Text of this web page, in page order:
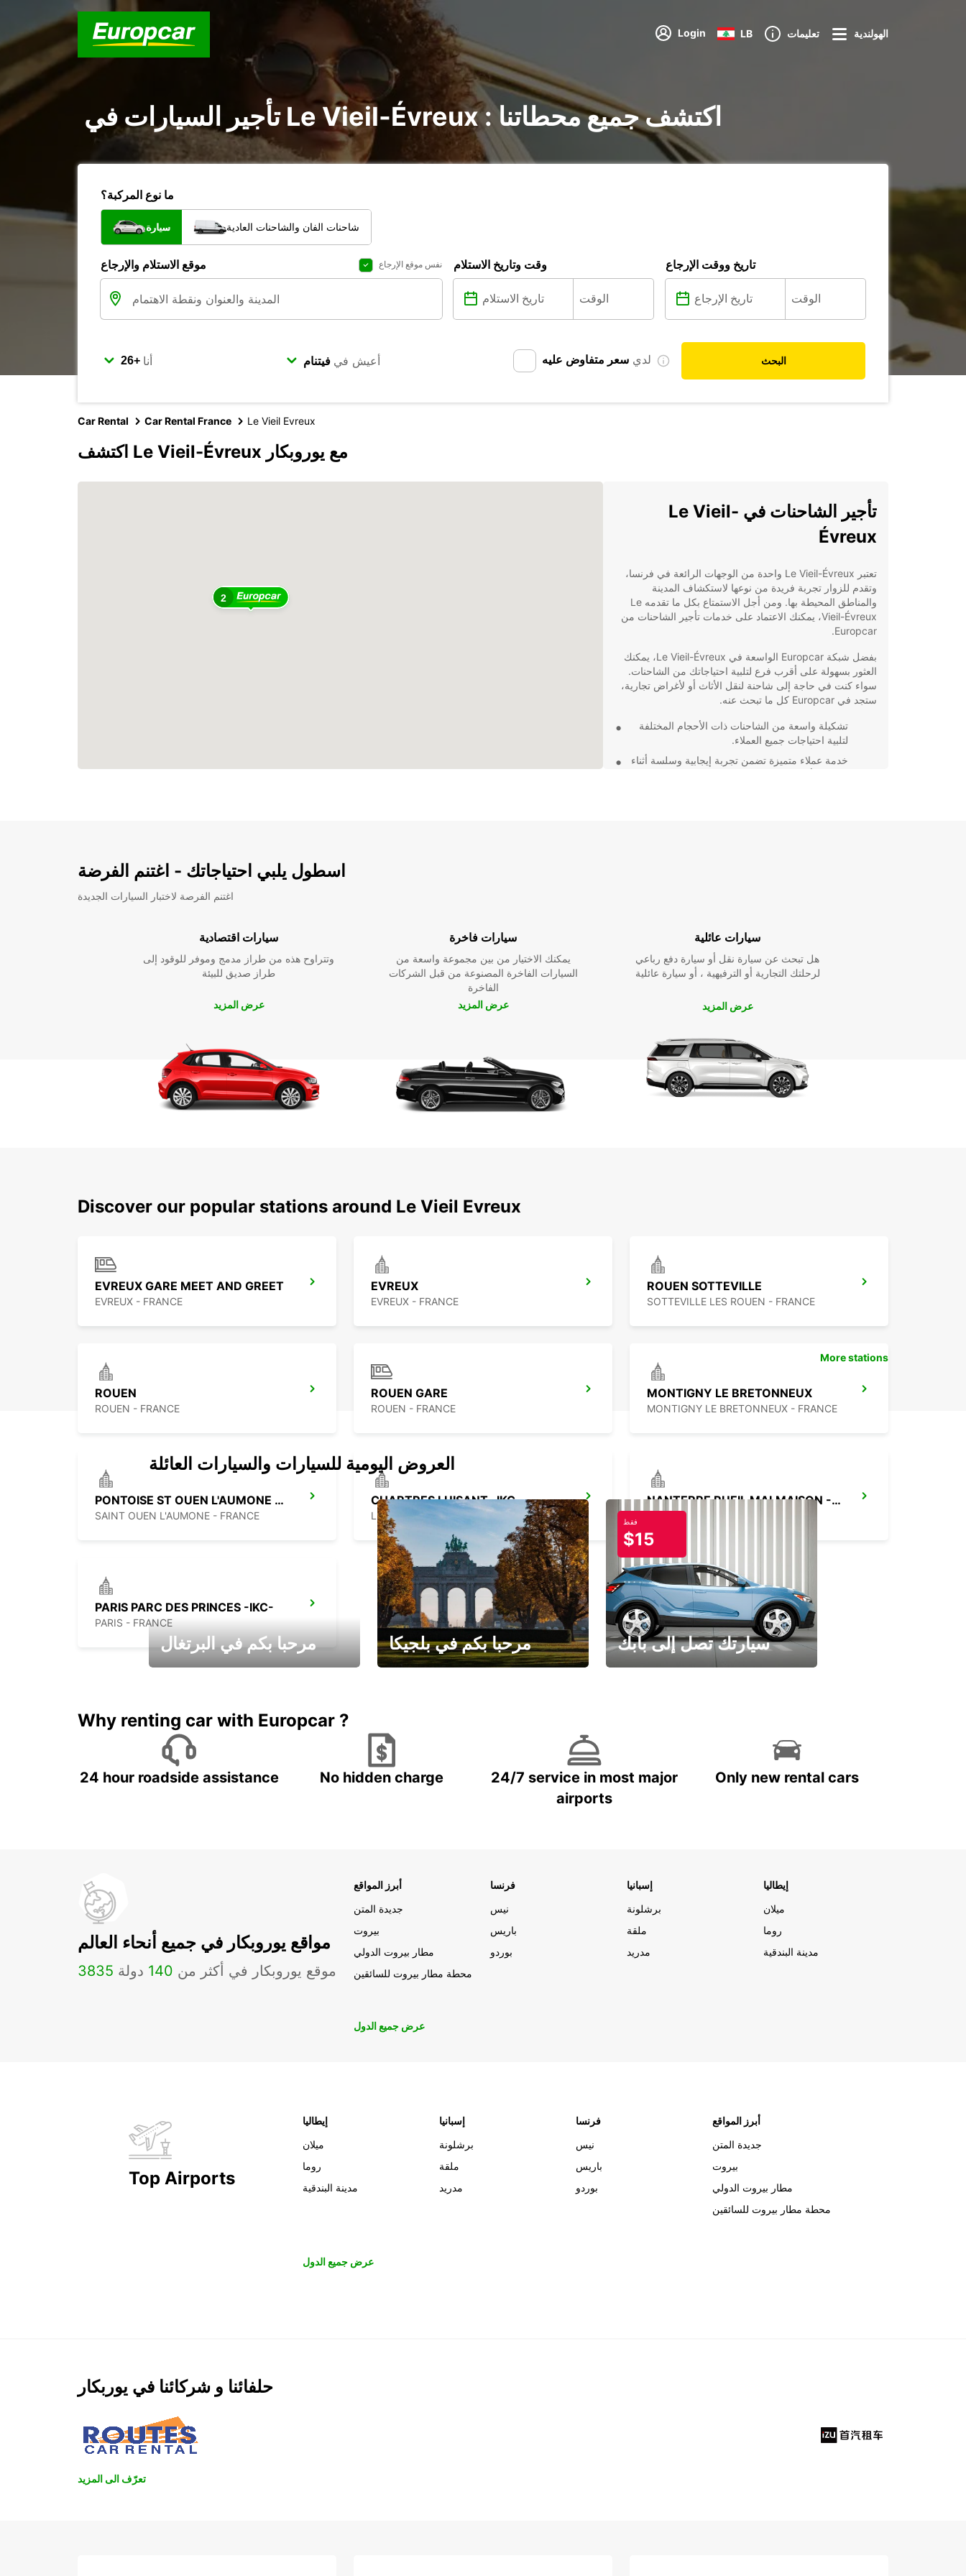
Login LB تعليمات الهولندية
تأجير السيارات في Le Vieil-Évreux : اكتشف جميع محطاتنا
ما نوع المركبة؟
سيارة شاحنات الفان والشاحنات العادية
موقع الاستلام والإرجاع نفس موقع الإرجاع وقت وتاريخ الاستلام تاريخ ووقت الإرجاع
أنا أعيش في لدي سعر متفاوض عليه البحث
Car Rental Car Rental France Le Vieil Evreux
اكتشف Le Vieil-Évreux مع يوروبكار
2
تأجير الشاحنات في Le Vieil-
Évreux
تعتبر Le Vieil-Évreux واحدة من الوجهات الرائعة في فرنسا،
وتقدم للزوار تجربة فريدة من نوعها لاستكشاف المدينة
والمناطق المحيطة بها. ومن أجل الاستمتاع بكل ما تقدمه Le
Vieil-Évreux، يمكنك الاعتماد على خدمات تأجير الشاحنات من
Europcar.
بفضل شبكة Europcar الواسعة في Le Vieil-Évreux، يمكنك
العثور بسهولة على أقرب فرع لتلبية احتياجاتك من الشاحنات.
سواء كنت في حاجة إلى شاحنة لنقل الأثاث أو لأغراض تجارية،
ستجد في Europcar كل ما تبحث عنه.
تشكيلة واسعة من الشاحنات ذات الأحجام المختلفة
لتلبية احتياجات جميع العملاء.
خدمة عملاء متميزة تضمن تجربة إيجابية وسلسة أثناء
اسطول يلبي احتياجاتك - اغتنم الفرضة
اغتنم الفرصة لاختبار السيارات الجديدة
سيارات اقتصادية
وتتراوح هذه من طراز مدمج وموفر للوقود إلى
طراز صديق للبيئة
عرض المزيد
سيارات فاخرة
يمكنك الاختيار من بين مجموعة واسعة من
السيارات الفاخرة المصنوعة من قبل الشركات
الفاخرة
عرض المزيد
سيارات عائلية
هل تبحث عن سيارة نقل أو سيارة دفع رباعي
لرحلتك التجارية أو الترفيهية ، أو سيارة عائلية
عرض المزيد
Discover our popular stations around Le Vieil Evreux
EVREUX GARE MEET AND GREET
EVREUX - FRANCE
EVREUX
EVREUX - FRANCE
ROUEN SOTTEVILLE
SOTTEVILLE LES ROUEN - FRANCE
ROUEN
ROUEN - FRANCE
ROUEN GARE
ROUEN - FRANCE
MONTIGNY LE BRETONNEUX
MONTIGNY LE BRETONNEUX - FRANCE
PONTOISE ST OUEN L'AUMONE -IKC-
SAINT OUEN L'AUMONE - FRANCE
CHARTRES LUISANT -IKC-
LUISANT - FRANCE
NANTERRE RUEIL MALMAISON -IKC-*VANS
NANTERRE - FRANCE
PARIS PARC DES PRINCES -IKC-
PARIS - FRANCE
More stations
العروض اليومية للسيارات والسيارات العائلة
مرحبا بكم في البرتغال مرحبا بكم في بلجيكا
فقط
$15
سيارتك تصل إلى بابك
Why renting car with Europcar ?
24 hour roadside assistance No hidden charge
24/7 service in most major
airports
Only new rental cars
مواقع يوروبكار في جميع أنحاء العالم
3835 موقع يوروبكار في أكثر من 140 دولة
أبرز المواقع
جديدة المتن
بيروت
مطار بيروت الدولي
محطة مطار بيروت للسائقين
فرنسا
نيس
باريس
بوردو
إسبانيا
برشلونة
ملقة
مدريد
إيطاليا
ميلان
روما
مدينة البندقية
عرض جميع الدول
Top Airports
إيطاليا
ميلان
روما
مدينة البندقية
إسبانيا
برشلونة
ملقة
مدريد
فرنسا
نيس
باريس
بوردو
أبرز المواقع
جديدة المتن
بيروت
مطار بيروت الدولي
محطة مطار بيروت للسائقين
عرض جميع الدول
حلفائنا و شركائنا في يوربكار
تعرّف الى المزيد